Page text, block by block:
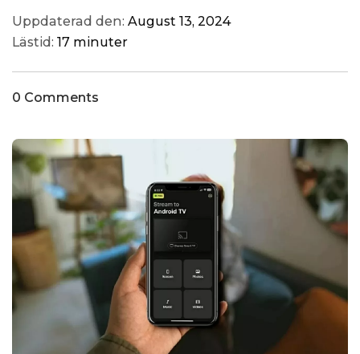
Uppdaterad den: August 13, 2024
Lästid: 17 minuter
0 Comments